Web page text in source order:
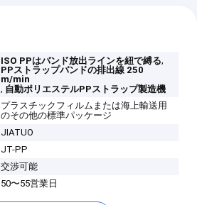
ISO PPはバンド放出ラインを紐で縛る,
PPストラップバンドの排出線 250
m/min
, 自動ポリエステルPPストラップ製造機
プラスチックフィルムまたは海上輸送用
のその他の標準パッケージ
JIATUO
JT-PP
交渉可能
50〜55営業日